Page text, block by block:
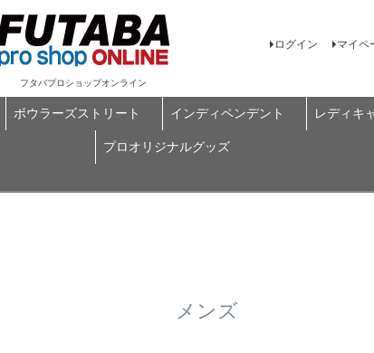
フタバプロショップオンライン
ログイン マイペ
ボウラーズストリート インディペンデント レディキ
プロオリジナルグッズ
メンズ